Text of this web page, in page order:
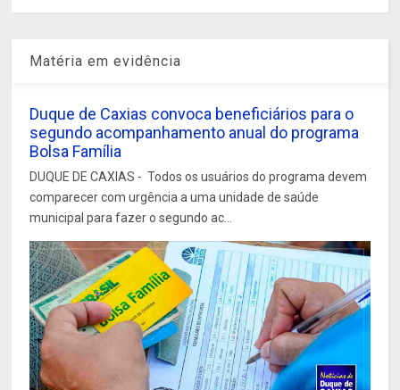
Matéria em evidência
Duque de Caxias convoca beneficiários para o
segundo acompanhamento anual do programa
Bolsa Família
DUQUE DE CAXIAS - Todos os usuários do programa devem
comparecer com urgência a uma unidade de saúde
municipal para fazer o segundo ac...